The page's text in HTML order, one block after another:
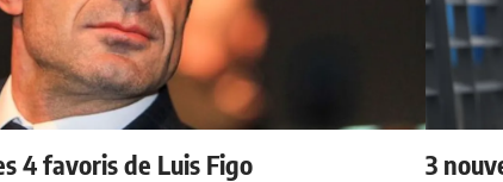
4 favoris de Luis Figo 3